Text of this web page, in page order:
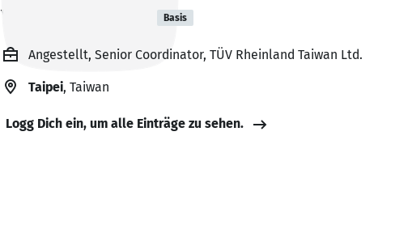
Yu-Ting Huang Basis
Angestellt, Senior Coordinator, TÜV Rheinland Taiwan Ltd.
Taipei, Taiwan
Logg Dich ein, um alle Einträge zu sehen.